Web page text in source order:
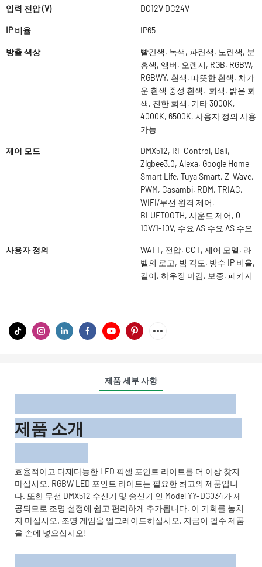
입력 전압 (V) DC12V DC24V
IP 비율 IP65
방출 색상
빨간색, 녹색, 파란색, 노란색, 분
홍색, 앰버, 오렌지, RGB, RGBW,
RGBWY, 흰색, 따뜻한 흰색, 차가
운 흰색 중성 흰색, 회색, 밝은 회
색, 진한 회색, 기타 3000K,
4000K, 6500K, 사용자 정의 사용
가능
제어 모드
DMX512, RF Control, Dali,
Zigbee3.0, Alexa, Google Home
Smart Life, Tuya Smart, Z-Wave,
PWM, Casambi, RDM, TRIAC,
WIFI/무선 원격 제어,
BLUETOOTH, 사운드 제어, 0-
10V/1-10V, 수요 AS 수요 AS 수요
사용자 정의
WATT, 전압, CCT, 제어 모델, 라
벨의 로고, 빔 각도, 방수 IP 비율,
길이, 하우징 마감, 보증, 패키지
제품 세부 사항
제품 소개
효율적이고 다재다능한 LED 픽셀 포인트 라이트를 더 이상 찾지
마십시오. RGBW LED 포인트 라이트는 필요한 최고의 제품입니
다. 또한 무선 DMX512 수신기 및 송신기 인 Model YY-DG034가 제
공되므로 조명 설정에 쉽고 편리하게 추가됩니다. 이 기회를 놓치
지 마십시오. 조명 게임을 업그레이드하십시오. 지금이 필수 제품
을 손에 넣으십시오!